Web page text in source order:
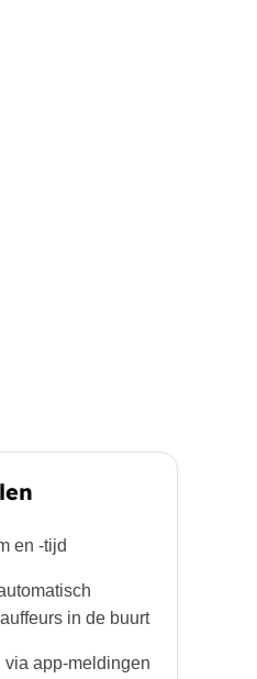
en -tijd
in de buurt
app-meldingen